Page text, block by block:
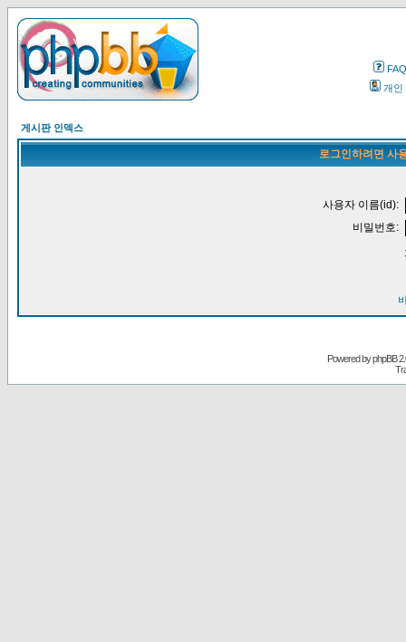
FAQ
개인
게시판 인덱스
로그인하려면 사
사용자 이름(id):
비밀번호:
Powered byphpBB